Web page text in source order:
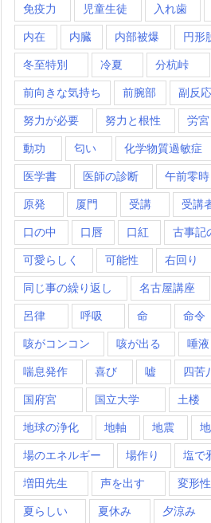
免疫力 児童生徒 入れ歯
内在 内臓 内部被爆 円形
冬至特別 冷夏 分杭峠
前向きな気持ち 前腕部 副反応
努力が必要 努力と根性 労宮
動功 匂い 化学物質過敏症
医学書 医師の診断 午前零時
原発 厦門 受講 受講
口の中 口唇 口紅 古事記
可愛らしく 可能性 右回り
同じ事の繰り返し 名古屋講座
呂律 呼吸 命 命令
咳がコンコン 咳が出る 唾液
喘息発作 喜び 嘘 四苦
国府宮 国立大学 土楼
地球の浄化 地軸 地震
場のエネルギー 場作り 塩で
増田先生 声を出す 変形
夏らしい 夏休み 夕涼み